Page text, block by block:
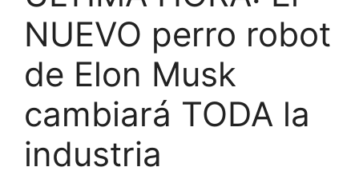
NUEVO perro robot
de Elon Musk
cambiará TODA la
industria